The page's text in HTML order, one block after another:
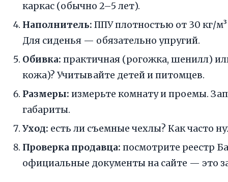
каркас (обычно 2–5 лет).
Наполнитель: ППУ плотностью от 30 кг/
Для сиденья — обязательно упругий.
Обивка: практичная (рогожка, шенилл)
кожа)? Учитывайте детей и питомцев.
Размеры: измерьте комнату и проемы.
габариты.
Уход: есть ли съемные чехлы? Как часто
Проверка продавца: посмотрите реестр
официальные документы на сайте — это